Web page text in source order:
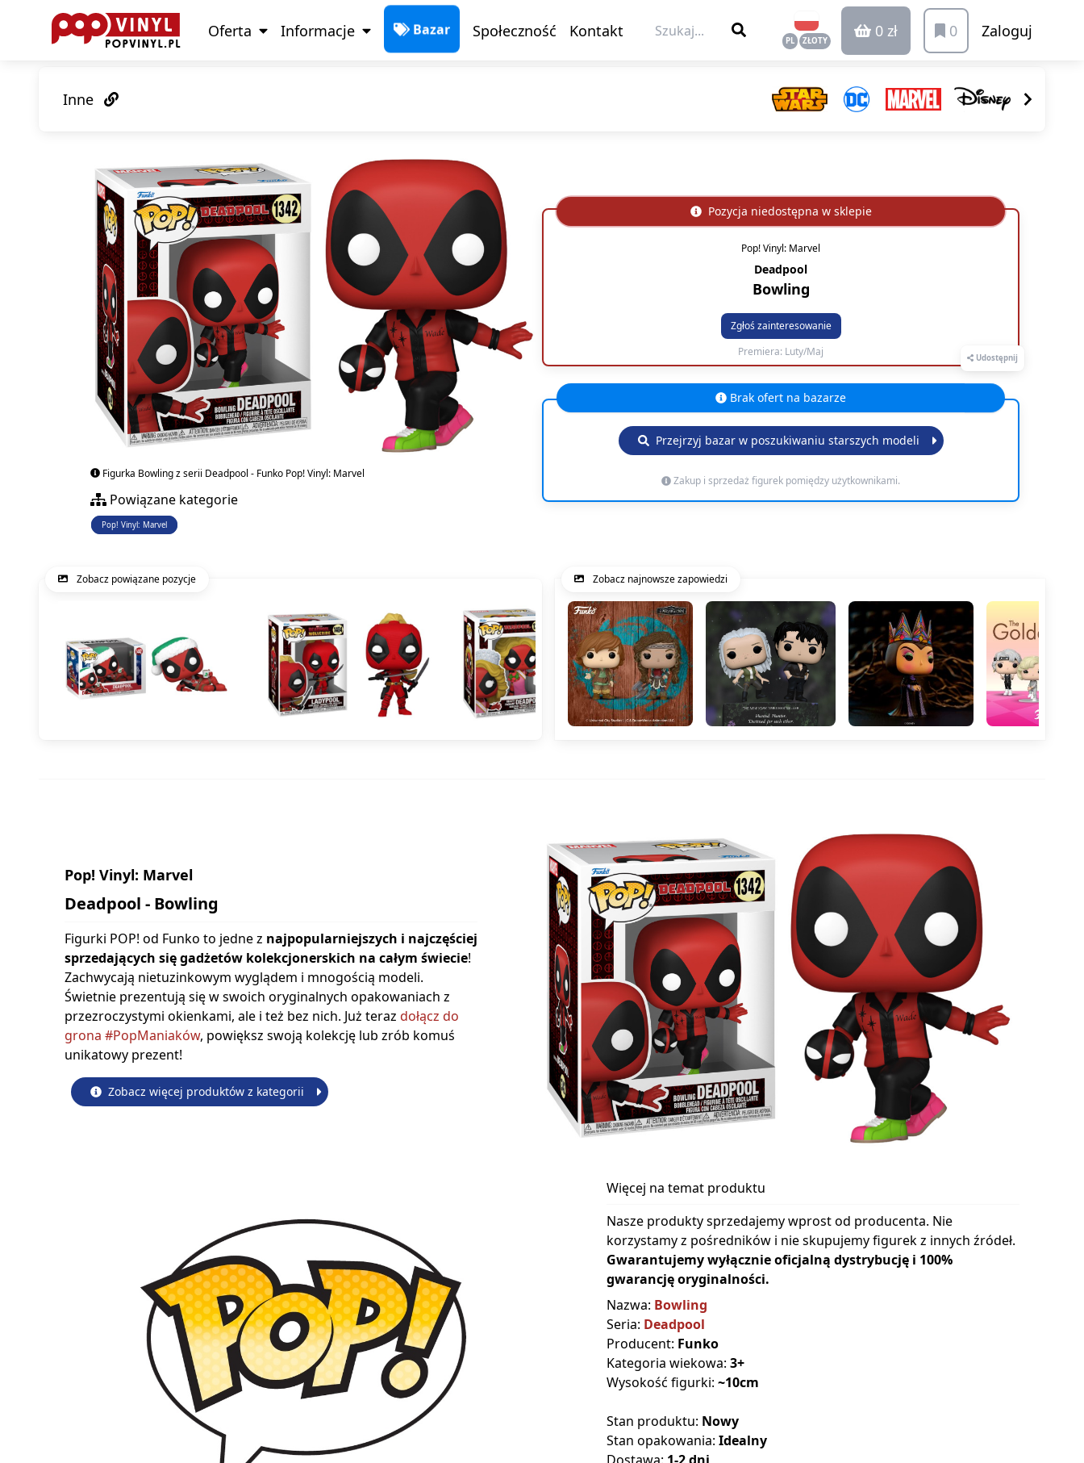
Oferta Informacje Bazar Społeczność Kontakt
PL ZŁOTY
0 zł 0 Zaloguj
Inne
Figurka Bowling z serii Deadpool - Funko Pop! Vinyl: Marvel
Powiązane kategorie
Pop! Vinyl: Marvel
Udostępnij
Pozycja niedostępna w sklepie
Pop! Vinyl: Marvel
Deadpool
Bowling
Zgłoś zainteresowanie
Premiera: Luty/Maj
Brak ofert na bazarze
Przejrzyj bazar w poszukiwaniu starszych modeli
Zakup i sprzedaż figurek pomiędzy użytkownikami.
Zobacz powiązane pozycje Zobacz najnowsze zapowiedzi
Pop! Vinyl: Marvel
Deadpool - Bowling
Figurki POP! od Funko to jedne z najpopularniejszych i najczęściej
sprzedających się gadżetów kolekcjonerskich na całym świecie!
Zachwycają nietuzinkowym wyglądem i mnogością modeli.
Świetnie prezentują się w swoich oryginalnych opakowaniach z
przezroczystymi okienkami, ale i też bez nich. Już teraz dołącz do
grona #PopManiaków, powiększ swoją kolekcję lub zrób komuś
unikatowy prezent!
Zobacz więcej produktów z kategorii
Więcej na temat produktu
Nasze produkty sprzedajemy wprost od producenta. Nie
korzystamy z pośredników i nie skupujemy figurek z innych źródeł.
Gwarantujemy wyłącznie oficjalną dystrybucję i 100%
gwarancję oryginalności.
Nazwa: Bowling
Seria: Deadpool
Producent: Funko
Kategoria wiekowa: 3+
Wysokość figurki: ~10cm
Stan produktu: Nowy
Stan opakowania: Idealny